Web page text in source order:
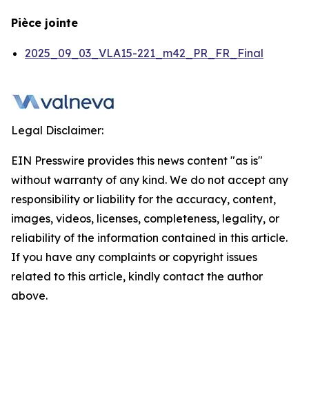
Pièce jointe
2025_09_03_VLA15-221_m42_PR_FR_Final
Legal Disclaimer:
EIN Presswire provides this news content "as is"
without warranty of any kind. We do not accept any
responsibility or liability for the accuracy, content,
images, videos, licenses, completeness, legality, or
reliability of the information contained in this article.
If you have any complaints or copyright issues
related to this article, kindly contact the author
above.